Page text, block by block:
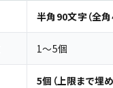
半角90文字（全角
1〜5個
5個（上限まで埋